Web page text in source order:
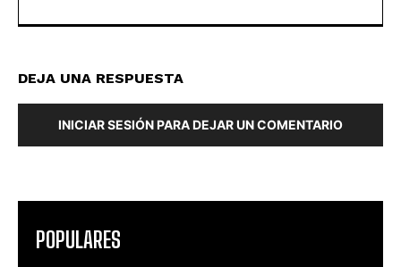
DEJA UNA RESPUESTA
INICIAR SESIÓN PARA DEJAR UN COMENTARIO
POPULARES